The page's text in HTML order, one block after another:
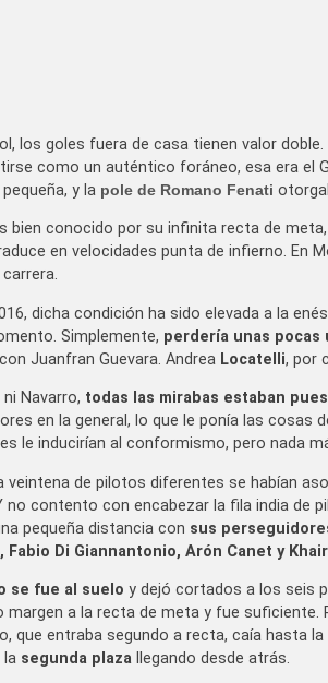
los goles fuera de casa tienen valor
como un auténtico foráneo, esa era el
y la pole de Romano Fenati
bien conocido por su infinita recta de
en velocidades punta de infierno. En
dicha condición ha sido elevada a la
Simplemente, perdería unas pocas
Juanfran Guevara. Andrea Locatelli, por
Navarro, todas las mirabas estaban
en la general, lo que le ponía las cosas
le inducirían al conformismo, pero nada
veintena de pilotos diferentes se habían
no contento con encabezar la fila india de
pequeña distancia con sus
Fabio Di Giannantonio, Arón Canet y
se fue al suelo y dejó cortados a los seis
margen a la recta de meta y fue
que entraba segundo a recta, caía hasta
la segunda plaza llegando desde atrás.